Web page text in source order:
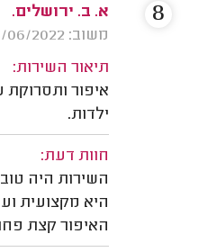
א. ב. ירושלים.
משוב: 23/06/2022
תיאור השירות:
איפור ותסרוקת
ילדות.
חוות דעת:
השירות היה
היא מקצועית
האיפור קצת
8